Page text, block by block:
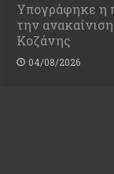
Υπογράφηκε η
την
Κοζάνης
04/08/2026